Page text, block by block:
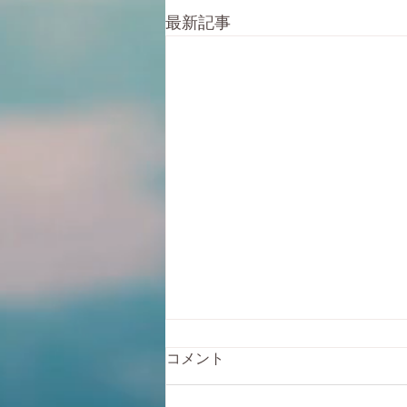
最新記事
自転車の膝の痛み
今回はに腰痛に次ぐ膝痛について
コメント